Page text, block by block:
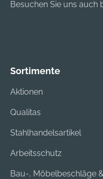
Besuchen Sie uns auch
Sortimente
Aktionen
Qualitas
Stahlhandelsartikel
Arbeitsschutz
Bau-, Möbelbeschläge